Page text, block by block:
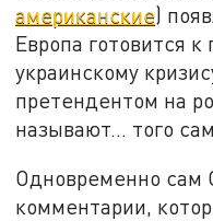
американские)
Европа готовится к
украинскому
претендентом на
называют... того
Одновременно сам
комментарии,